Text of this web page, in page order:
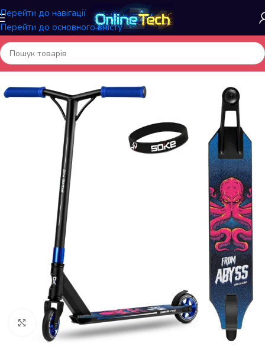
Перейти до навігації
Перейти до основного вмісту
Головна/Спортивні товари/Самокати і Скейтборди, аксесуари
Натисніть, щоб збільшити